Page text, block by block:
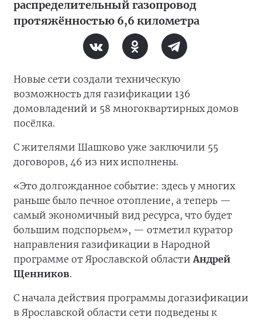
распределительный газопровод
протяжённостью 6,6 километра
Новые сети создали техническую
возможность для газификации 136
домовладений и 58 многоквартирных домов
посёлка.
С жителями Шашково уже заключили 55
договоров, 46 из них исполнены.
«Это долгожданное событие: здесь у многих
раньше было печное отопление, а теперь —
самый экономичный вид ресурса, что будет
большим подспорьем», — отметил куратор
направления газификации в Народной
программе от Ярославской области Андрей
Щенников.
С начала действия программы догазификации
в Ярославской области сети подведены к